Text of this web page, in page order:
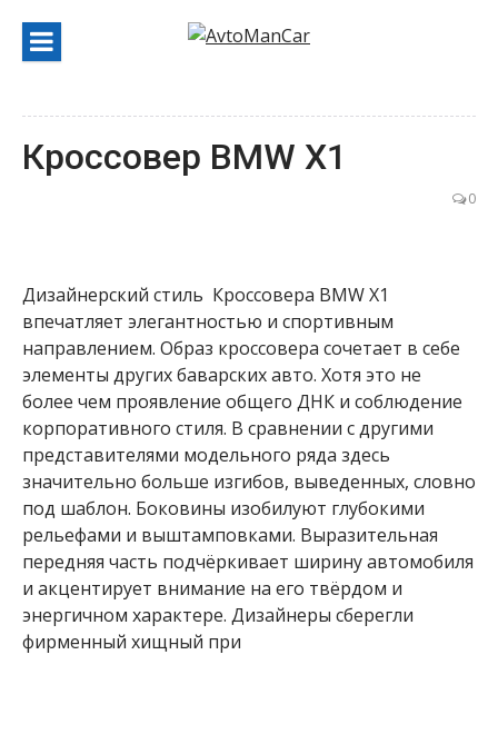
содержанию
Кроссовер BMW X1
0
Дизайнерский стиль Кроссовера BMW X1
впечатляет элегантностью и спортивным
направлением. Образ кроссовера сочетает в себе
элементы других баварских авто. Хотя это не
более чем проявление общего ДНК и соблюдение
корпоративного стиля. В сравнении с другими
представителями модельного ряда здесь
значительно больше изгибов, выведенных, словно
под шаблон. Боковины изобилуют глубокими
рельефами и выштамповками. Выразительная
передняя часть подчёркивает ширину автомобиля
и акцентирует внимание на его твёрдом и
энергичном характере. Дизайнеры сберегли
фирменный хищный при